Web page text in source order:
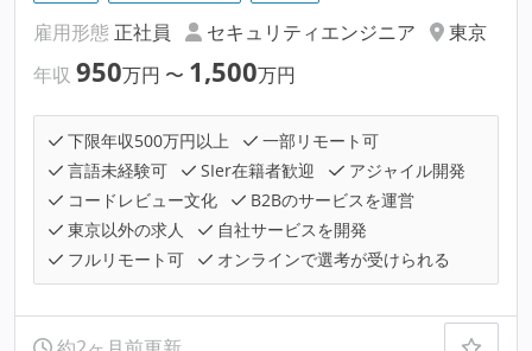
雇用形態 正社員 セキュリティエンジニア
東京
年収 950万円 〜 1,500万円
下限年収500万円以上
一部リモート可
言語未経験可
SIer在籍者歓迎
アジャイル開発
コードレビュー文化
B2Bのサービスを運営
東京以外の求人
自社サービスを開発
フルリモート可
オンラインで選考が受けられる